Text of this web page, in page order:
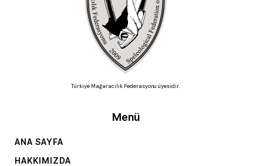
Türkiye Mağaracılık Federasyonu üyesidir.
Menü
ANA SAYFA
HAKKIMIZDA